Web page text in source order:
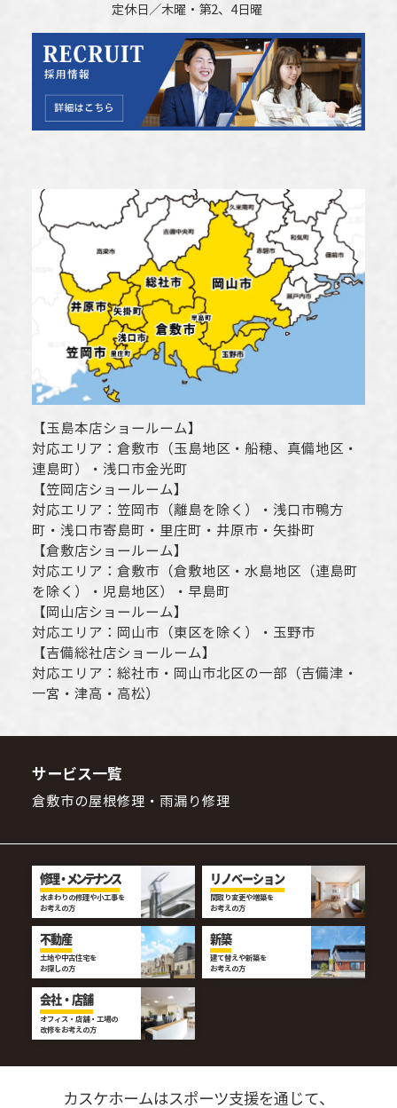
定休日／木曜・第2、4日曜
【玉島本店ショールーム】
対応エリア： 倉敷市 （玉島地区・船穂、真備地区・
連島町）・ 浅口市金光町
【笠岡店ショールーム】
対応エリア： 笠岡市（離島を除く） ・ 浅口市鴨方
町・ 浅口市寄島町・里庄町・ 井原市 ・矢掛町
【倉敷店ショールーム】
対応エリア： 倉敷市 （倉敷地区・水島地区（連島町
を除く）・児島地区）・早島町
【岡山店ショールーム】
対応エリア： 岡山市 （東区を除く）・玉野市
【吉備総社店ショールーム】
対応エリア： 総社市 ・ 岡山市北区の一部（吉備津・
一宮・津高・高松）
サービス一覧
倉敷市の屋根修理・雨漏り修理
修理・メンテナンス
水まわりの修理や小工事を
お考えの方
リノベーション
間取り変更や増築を
お考えの方
不動産
土地や中古住宅を
お探しの方
新築
建て替えや新築を
お考えの方
会社・店舗
オフィス・店舗・工場の
改修をお考えの方
カスケホームはスポーツ支援を通じて、